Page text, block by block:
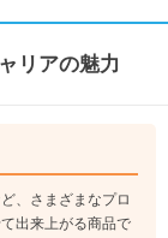
リアの魅力
、さまざまなプロ
出来上がる商品で